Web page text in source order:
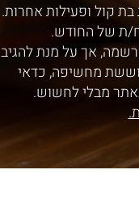
קול ופעילות אחרות.
ת של החודש.
אך על מנת להגיב
מחשיפה, כדאי
מבלי לחשוש.